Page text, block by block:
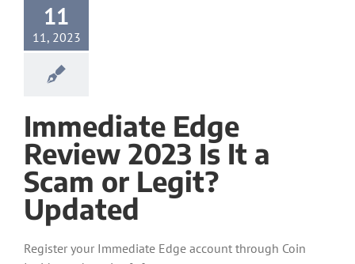
11
11, 2023
Immediate Edge
Review 2023 Is It a
Scam or Legit?
Updated
Register your Immediate Edge account through Coin